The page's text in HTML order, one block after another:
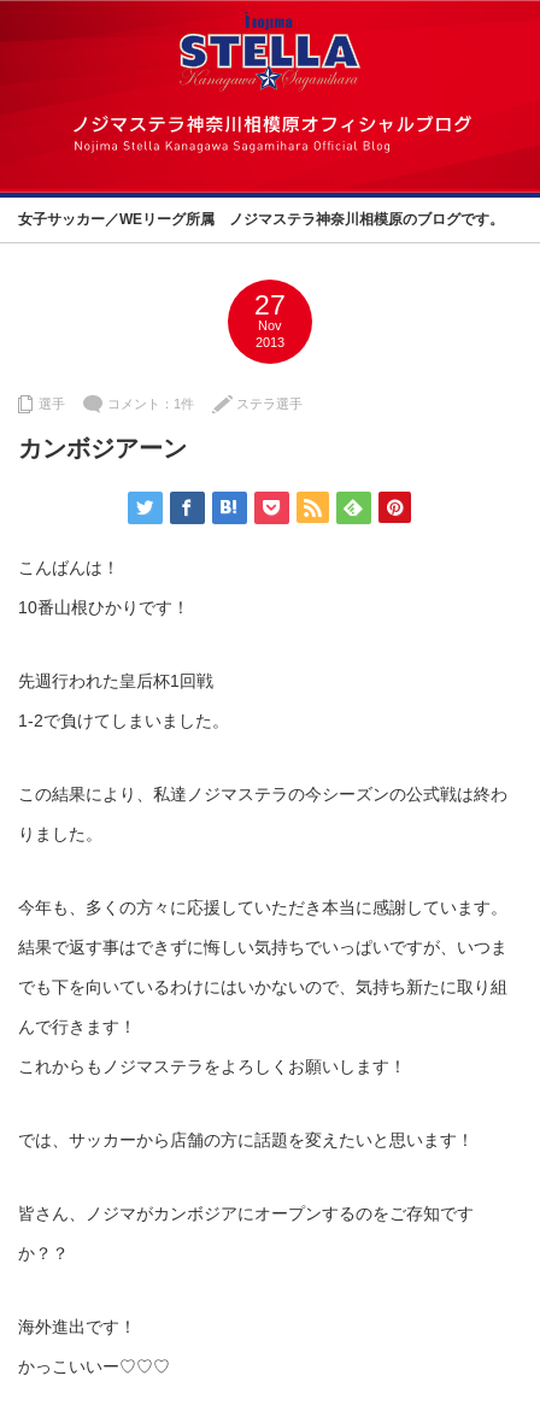
女子サッカー／WEリーグ所属 ノジマステラ神奈川相模原のブログです。
27
Nov
2013
選手 コメント：1件 ステラ選手
カンボジアーン
こんばんは！
10番山根ひかりです！
先週行われた皇后杯1回戦
1-2で負けてしまいました。
この結果により、私達ノジマステラの今シーズンの公式戦は終わ
りました。
今年も、多くの方々に応援していただき本当に感謝しています。
結果で返す事はできずに悔しい気持ちでいっぱいですが、いつま
でも下を向いているわけにはいかないので、気持ち新たに取り組
んで行きます！
これからもノジマステラをよろしくお願いします！
では、サッカーから店舗の方に話題を変えたいと思います！
皆さん、ノジマがカンボジアにオープンするのをご存知です
か？？
海外進出です！
かっこいいー♡♡♡